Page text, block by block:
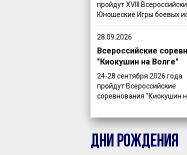
пройдут XVIII
Юношеские Игры боевых
28.09.2026
Всероссийские
"Киокушин на Волге"
24-28 сентября 2026 года
пройдут Всероссийские
соревнования "Киокушин
ДНИ РОЖДЕНИЯ